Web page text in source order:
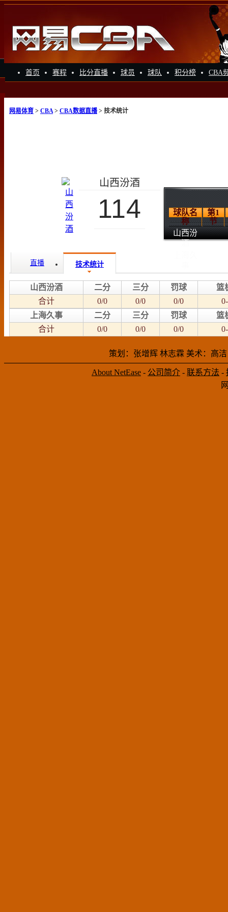
首页 赛程 比分直播 球员 球队 积分榜 CBA
网易体育 > CBA> CBA数据直播> 技术统计
山西汾酒
114
球队名
称
第1
节
山西汾
酒
直播 技术统计
山西汾酒 二分 三分 罚球
篮
合计
0/0 0/0 0/0
上海久事
二分 三分 罚球
篮
合计
0/0 0/0 0/0
策划：张增辉 林志霖 美术：高
About NetEase - 公司简介 - 联系方法 -